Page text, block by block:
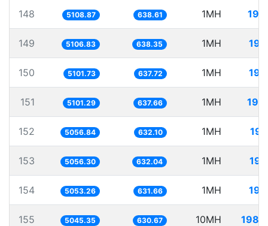
148 5108.87 638.61 1MH
149 5106.83 638.35 1MH
150 5101.73 637.72 1MH
151 5101.29 637.66 1MH
152 5056.84 632.10 1MH
153 5056.30 632.04 1MH
154 5053.26 631.66 1MH
155 5045.35 630.67 10MH